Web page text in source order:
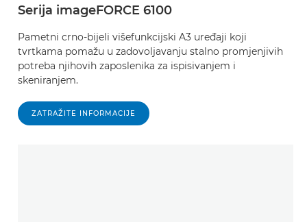
Serija imageFORCE 6100
Pametni crno-bijeli višefunkcijski A3 uređaji koji
tvrtkama pomažu u zadovoljavanju stalno promjenjivih
potreba njihovih zaposlenika za ispisivanjem i
skeniranjem.
ZATRAŽITE INFORMACIJE